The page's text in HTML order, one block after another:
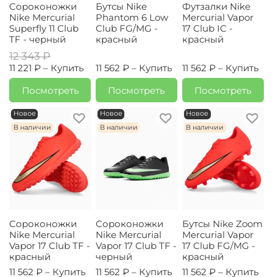
Сороконожки
Nike Mercurial
Superfly 11 Club
TF - черный
12 343 ₽
11 221 ₽ – Купить
Посмотреть
Бутсы Nike
Phantom 6 Low
Club FG/MG -
красный
11 562 ₽ – Купить
Посмотреть
Футзалки Nike
Mercurial Vapor
17 Club IC -
красный
11 562 ₽ – Купить
Посмотреть
Новое
В наличии
Сороконожки
Nike Mercurial
Vapor 17 Club TF -
красный
11 562 ₽ – Купить
Новое
В наличии
Сороконожки
Nike Mercurial
Vapor 17 Club TF -
черный
11 562 ₽ – Купить
Новое
В наличии
Бутсы Nike Zoom
Mercurial Vapor
17 Club FG/MG -
красный
11 562 ₽ – Купить